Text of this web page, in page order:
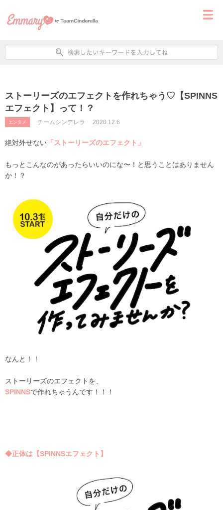
ストーリーズのエフェクトを作れちゃう♡【SPINNS
エフェクト】って！？
エンタメ チームシンデレラ 2020.12.6
絶対外せない 「ストーリーズのエフェクト」
もっとこんなのがあったらいいのにな〜！と思うことはありません
か！？
なんと！！
ストーリーズのエフェクトを、
SPINNSで作れちゃうんです！！！
◆正体は【SPINNSエフェクト】